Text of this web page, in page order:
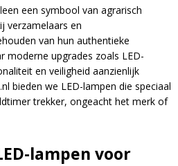
een symbool van agrarisch
verzamelaars en
van hun authentieke
moderne upgrades zoals LED-
en veiligheid aanzienlijk
bieden we LED-lampen die speciaal
trekker, ongeacht het merk of
lampen voor
van nieuwe product
en aanbiedingen, leuke
de klantfoto van de
maand!
via de bevestigingsmail
je binnen een paar
minuten.